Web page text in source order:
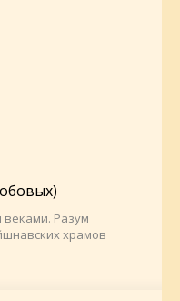
веками. Разум
храмов